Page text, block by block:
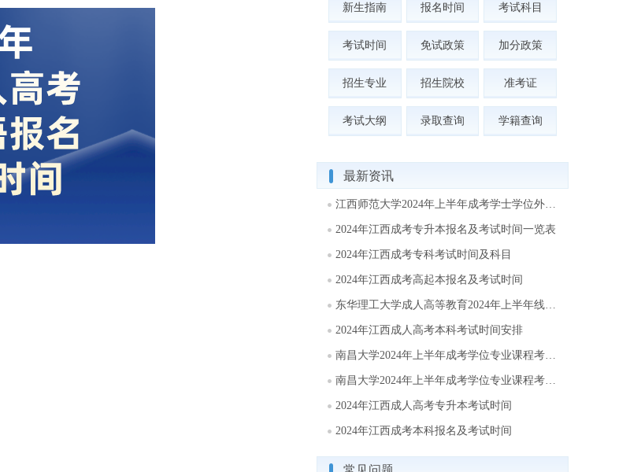
新生指南 报名时间 考试科目
考试时间 免试政策 加分政策
招生专业 招生院校 准考证
考试大纲 录取查询 学籍查询
最新资讯
江西师范大学2024年上半年成考学士学位外语考试时间：4月20日
2024年江西成考专升本报名及考试时间一览表
2024年江西成考专科考试时间及科目
2024年江西成考高起本报名及考试时间
东华理工大学成人高等教育2024年上半年线上学习及考试时间
2024年江西成人高考本科考试时间安排
南昌大学2024年上半年成考学位专业课程考试时间：3月10日
南昌大学2024年上半年成考学位专业课程考试报名时间及方式
2024年江西成人高考专升本考试时间
2024年江西成考本科报名及考试时间